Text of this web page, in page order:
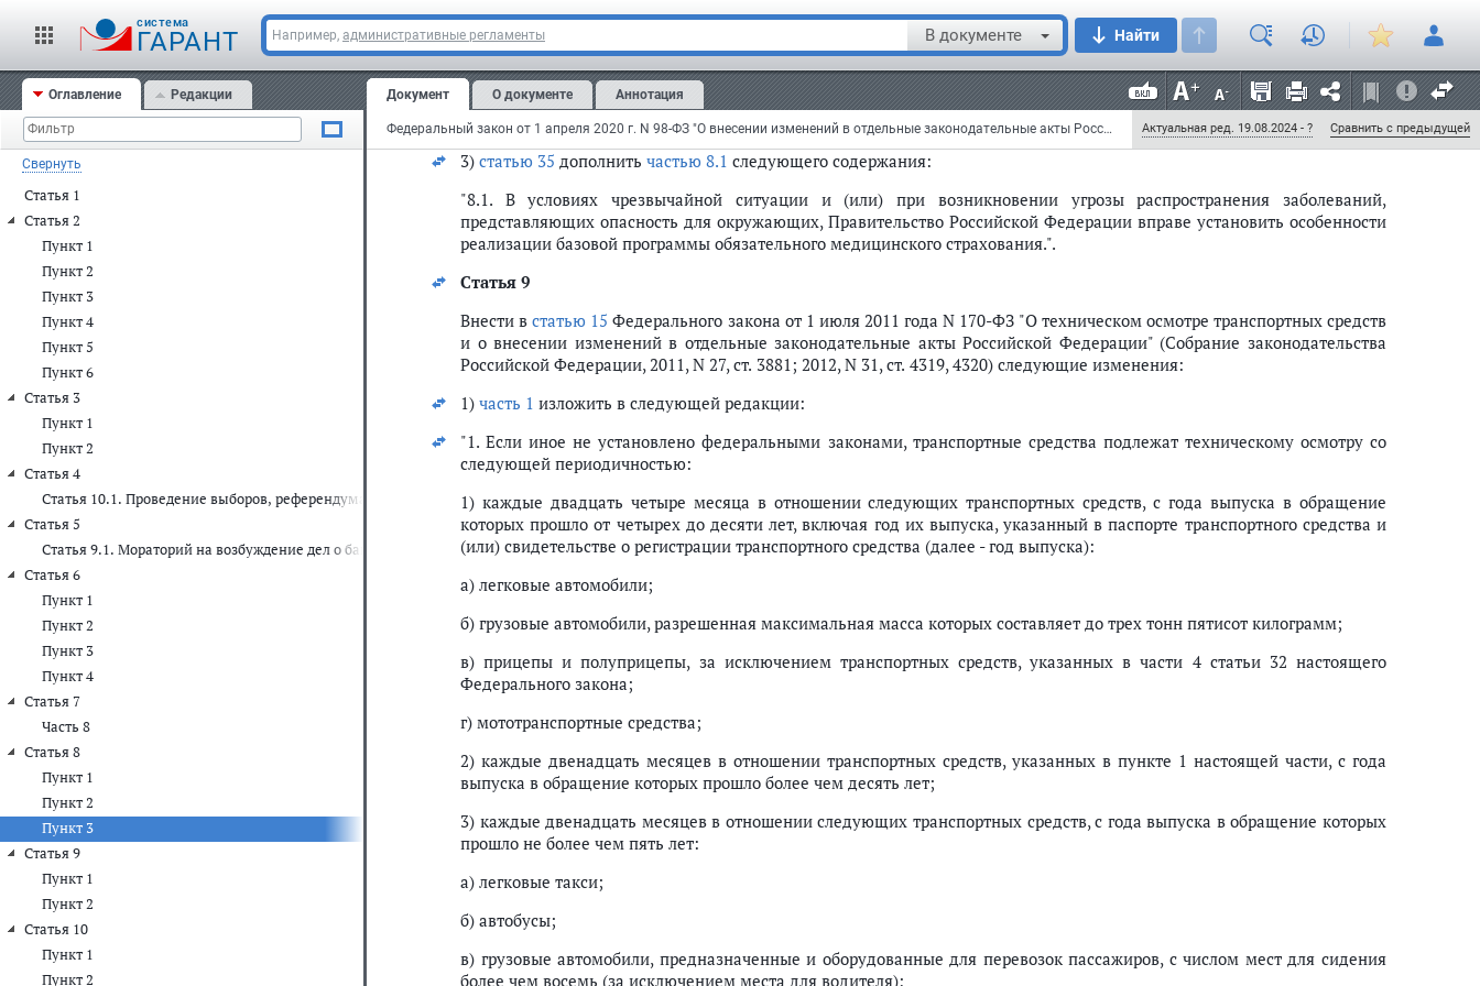
cистема
ГАРАНТ Например, административные регламенты В документе Найти
Оглавление Редакции
Свернуть
Статья 1
Статья 2
Пункт 1
Пункт 2
Пункт 3
Пункт 4
Пункт 5
Пункт 6
Статья 3
Пункт 1
Пункт 2
Статья 4
Статья 10.1. Проведение выборов, референдума при введении режима повышенной готовности или чрезвычайной ситуации
Статья 5
Статья 9.1. Мораторий на возбуждение дел о банкротстве
Статья 6
Пункт 1
Пункт 2
Пункт 3
Пункт 4
Статья 7
Часть 8
Статья 8
Пункт 1
Пункт 2
Пункт 3
Статья 9
Пункт 1
Пункт 2
Статья 10
Пункт 1
Пункт 2
Документ О документе Аннотация
Федеральный закон от 1 апреля 2020 г. N 98-ФЗ "О внесении изменений в отдельные законодательные акты Российской Федерации по вопросам предупреждения и ликвидации чрезвычайных ситуаций" (с изменениями и дополнениями) Актуальная ред. 19.08.2024 - ? Сравнить с предыдущей
настоящей статьи, предоставляются территориальным фондом медицинским организациям, оказывающим
медицинскую помощь в соответствии с территориальными программами обязательного медицинского страхования,
включенным в перечень, утверждаемый высшим должностным лицом субъекта Российской Федерации
(руководителем высшего исполнительного органа государственной власти субъекта Российской Федерации).
Указанные средства предоставляются медицинским организациям на основании соглашения, типовая форма и
порядок заключения которого утверждаются уполномоченным федеральным органом исполнительной власти.";
3) статью 35 дополнить частью 8.1 следующего содержания:
"8.1. В условиях чрезвычайной ситуации и (или) при возникновении угрозы распространения заболеваний,
представляющих опасность для окружающих, Правительство Российской Федерации вправе установить особенности
реализации базовой программы обязательного медицинского страхования.".
Статья 9
Внести встатью 15 Федерального закона от 1 июля 2011 года N 170-ФЗ "О техническом осмотре транспортных средств
и о внесении изменений в отдельные законодательные акты Российской Федерации" (Собрание законодательства
Российской Федерации, 2011, N 27, ст. 3881; 2012, N 31, ст. 4319, 4320) следующие изменения:
1) часть 1 изложить в следующей редакции:
"1. Если иное не установлено федеральными законами, транспортные средства подлежат техническому осмотру со
следующей периодичностью:
1) каждые двадцать четыре месяца в отношении следующих транспортных средств, с года выпуска в обращение
которых прошло от четырех до десяти лет, включая год их выпуска, указанный в паспорте транспортного средства и
(или) свидетельстве о регистрации транспортного средства (далее - год выпуска):
а) легковые автомобили;
б) грузовые автомобили, разрешенная максимальная масса которых составляет до трех тонн пятисот килограмм;
в) прицепы и полуприцепы, за исключением транспортных средств, указанных в части 4 статьи 32 настоящего
Федерального закона;
г) мототранспортные средства;
2) каждые двенадцать месяцев в отношении транспортных средств, указанных в пункте 1 настоящей части, с года
выпуска в обращение которых прошло более чем десять лет;
3) каждые двенадцать месяцев в отношении следующих транспортных средств, с года выпуска в обращение которых
прошло не более чем пять лет:
а) легковые такси;
б) автобусы;
в) грузовые автомобили, предназначенные и оборудованные для перевозок пассажиров, с числом мест для сидения
более чем восемь (за исключением места для водителя);